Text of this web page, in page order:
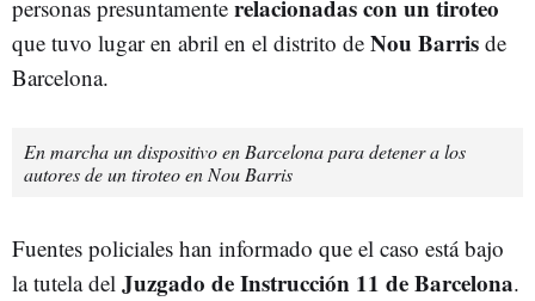
personas presuntamente relacionadas con un tiroteo
que tuvo lugar en abril en el distrito de Nou Barris de
Barcelona.
En marcha un dispositivo en Barcelona para detener a los
autores de un tiroteo en Nou Barris
Fuentes policiales han informado que el caso está bajo
la tutela del Juzgado de Instrucción 11 de Barcelona.